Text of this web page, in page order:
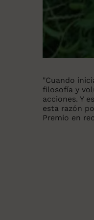
"Cuando
filosofía y
acciones. Y
esta razón
Premio en